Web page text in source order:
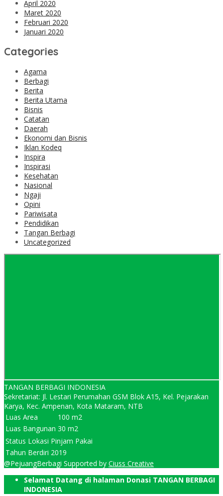
April 2020
Maret 2020
Februari 2020
Januari 2020
Categories
Agama
Berbagi
Berita
Berita Utama
Bisnis
Catatan
Daerah
Ekonomi dan Bisnis
Iklan Kodeq
Inspira
Inspirasi
Kesehatan
Nasional
Ngaji
Opini
Pariwisata
Pendidikan
Tangan Berbagi
Uncategorized
TANGAN BERBAGI INDONESIA
Sekretariat: Jl. Lestari Perumahan GSM Blok A15, Kel. Pejarakan
Karya, Kec. Ampenan, Kota Mataram, NTB
Luas Area
100 m2
Luas Bangunan 30 m2
Status Lokasi Pinjam Pakai
Tahun Berdiri 2019
@PejuangBerbagi Supported by Ciuss Creative
Selamat Datang di halaman Donasi TANGAN BERBAGI
INDONESIA